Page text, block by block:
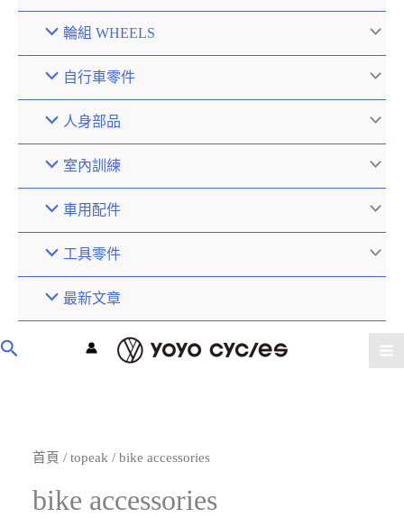
輪組 WHEELS
自行車零件
人身部品
室內訓練
車用配件
工具零件
最新文章
首頁 / topeak / bike accessories
bike accessories